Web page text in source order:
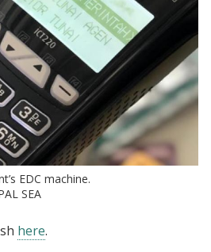
EDC machine.
SEA
here.